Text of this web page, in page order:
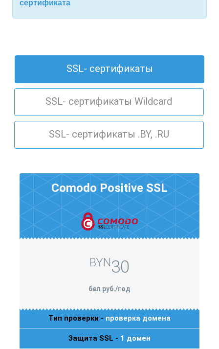
сертификата
SSL- сертификаты
SSL- сертификаты Wildcard
SSL- сертификаты .BY, .RU
Comodo Positive SSL
BYN30
бел руб./год
Тип проверки - проверка домена
Защита SSL - 1 домен